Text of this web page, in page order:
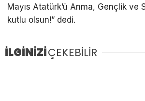
Mayıs Atatürk’ü Anma, Gençlik ve
kutlu olsun!” dedi.
İLGİNİZİÇEKEBİLİR